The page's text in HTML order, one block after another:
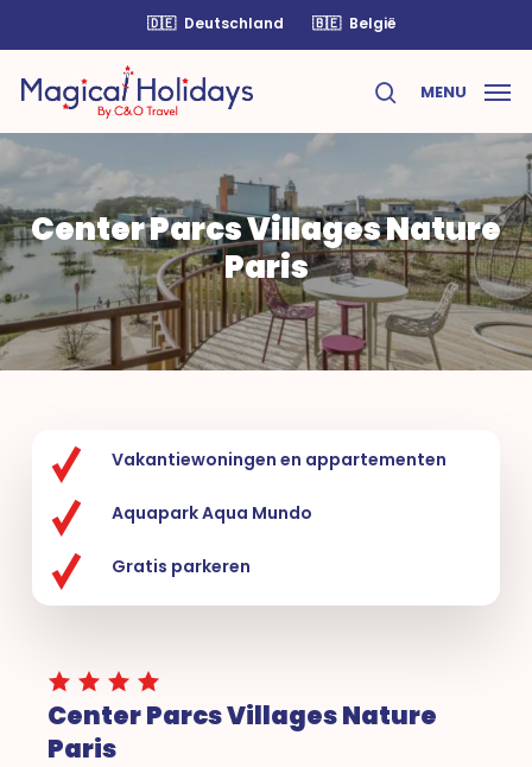
main
content
🇩🇪 Deutschland 🇧🇪 België
search
MENU
Center Parcs Villages Nature
Paris
Vakantiewoningen en appartementen
Aquapark Aqua Mundo
Gratis parkeren
Center Parcs Villages Nature
Paris